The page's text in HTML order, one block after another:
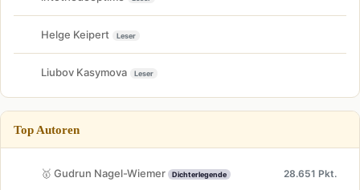
Helge Keipert Leser
Liubov Kasymova Leser
Top Autoren
🥇 Gudrun Nagel-Wiemer Dichterlegende 28.651 Pkt.